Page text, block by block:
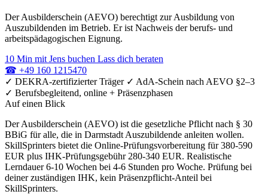
Der Ausbilderschein (AEVO) berechtigt zur Ausbildung von
Auszubildenden im Betrieb. Er ist Nachweis der berufs- und
arbeitspädagogischen Eignung.
10 Min mit Jens buchen Lass dich beraten
☎ +49 160 1215470
✓ DEKRA-zertifizierter Träger ✓ AdA-Schein nach AEVO §2–3
✓ Berufsbegleitend, online + Präsenzphasen
Auf einen Blick
Der Ausbilderschein (AEVO) ist die gesetzliche Pflicht nach § 30
BBiG für alle, die in Darmstadt Auszubildende anleiten wollen.
SkillSprinters bietet die Online-Prüfungsvorbereitung für 380-590
EUR plus IHK-Prüfungsgebühr 280-340 EUR. Realistische
Lerndauer 6-10 Wochen bei 4-6 Stunden pro Woche. Prüfung bei
deiner zuständigen IHK, kein Präsenzpflicht-Anteil bei
SkillSprinters.